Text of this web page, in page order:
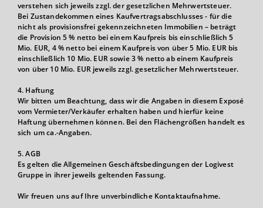
verstehen sich jeweils zzgl. der gesetzlichen Mehrwertsteuer.
Bei Zustandekommen eines Kaufvertragsabschlusses - für die
nicht als provisionsfrei gekennzeichneten Immobilien – beträgt
die Provision 5 % netto bei einem Kaufpreis bis einschließlich 5
Mio. EUR, 4 % netto bei einem Kaufpreis von über 5 Mio. EUR bis
einschließlich 10 Mio. EUR sowie 3 % netto ab einem Kaufpreis
von über 10 Mio. EUR jeweils zzgl. gesetzlicher Mehrwertsteuer.
4. Haftung
Wir bitten um Beachtung, dass wir die Angaben in diesem Exposé
vom Vermieter/Verkäufer erhalten haben und hierfür keine
Haftung übernehmen können. Bei den Flächengrößen handelt es
sich um ca.-Angaben.
5. AGB
Es gelten die Allgemeinen Geschäftsbedingungen der Logivest
Gruppe in ihrer jeweils geltenden Fassung.
Wir freuen uns auf Ihre unverbindliche Kontaktaufnahme.